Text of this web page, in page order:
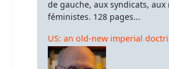
de gauche, aux syndicats, aux
féministes. 128 pages...
US: an old-new imperial